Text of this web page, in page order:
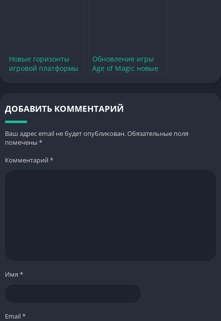
Новые горизонты
игровой платформы
Обновление игры
Age of Magic новые
ДОБАВИТЬ КОММЕНТАРИЙ
Ваш адрес email не будет опубликован.Обязательные поля
помечены *
Комментарий*
Имя *
Email*